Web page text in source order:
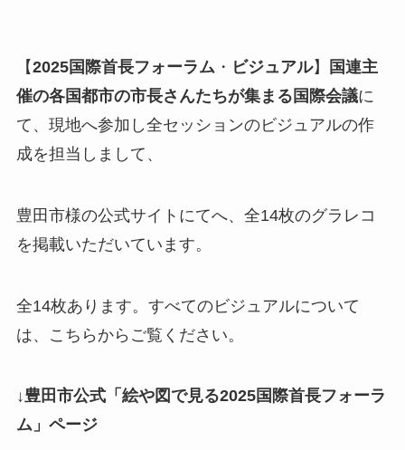
【2025国際首長フォーラム ・ ビジュアル】
国連主
催の各国都市の市長さんたちが集まる国際会議に
て、現地へ参加し全セッションのビジュアルの作
成を担当しまして、
豊田市様の公式サイトにてへ、全14枚のグラレコ
を掲載いただいています。
全14枚あります。すべてのビジュアルについて
は、こちらからご覧ください。
↓豊田市公式「絵や図で見る2025国際首長フォーラ
ム」ページ